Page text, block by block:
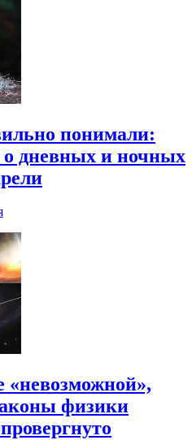
понимали:
о дневных и ночных
«невозможной»,
физики